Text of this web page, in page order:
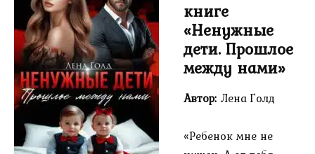
книге
«Ненужные
дети. Прошлое
между нами»
Автор:Лена Голд
«Ребенок мне не